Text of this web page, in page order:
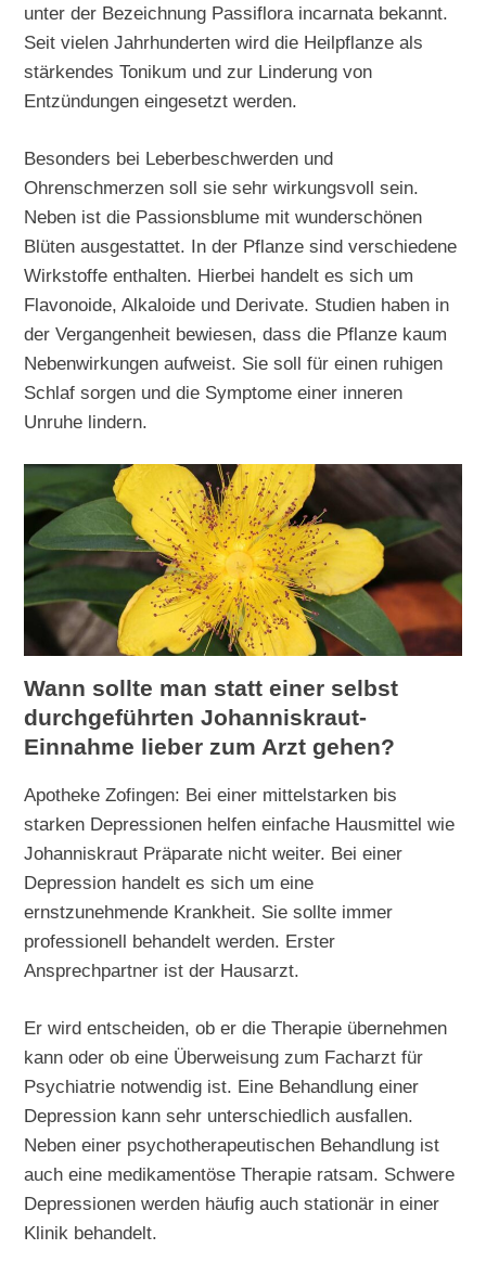
unter der Bezeichnung Passiflora incarnata bekannt.
Seit vielen Jahrhunderten wird die Heilpflanze als
stärkendes Tonikum und zur Linderung von
Entzündungen eingesetzt werden.
Besonders bei Leberbeschwerden und
Ohrenschmerzen soll sie sehr wirkungsvoll sein.
Neben ist die Passionsblume mit wunderschönen
Blüten ausgestattet. In der Pflanze sind verschiedene
Wirkstoffe enthalten. Hierbei handelt es sich um
Flavonoide, Alkaloide und Derivate. Studien haben in
der Vergangenheit bewiesen, dass die Pflanze kaum
Nebenwirkungen aufweist. Sie soll für einen ruhigen
Schlaf sorgen und die Symptome einer inneren
Unruhe lindern.
Wann sollte man statt einer selbst
durchgeführten Johanniskraut-
Einnahme lieber zum Arzt gehen?
Apotheke Zofingen: Bei einer mittelstarken bis
starken Depressionen helfen einfache Hausmittel wie
Johanniskraut Präparate nicht weiter. Bei einer
Depression handelt es sich um eine
ernstzunehmende Krankheit. Sie sollte immer
professionell behandelt werden. Erster
Ansprechpartner ist der Hausarzt.
Er wird entscheiden, ob er die Therapie übernehmen
kann oder ob eine Überweisung zum Facharzt für
Psychiatrie notwendig ist. Eine Behandlung einer
Depression kann sehr unterschiedlich ausfallen.
Neben einer psychotherapeutischen Behandlung ist
auch eine medikamentöse Therapie ratsam. Schwere
Depressionen werden häufig auch stationär in einer
Klinik behandelt.